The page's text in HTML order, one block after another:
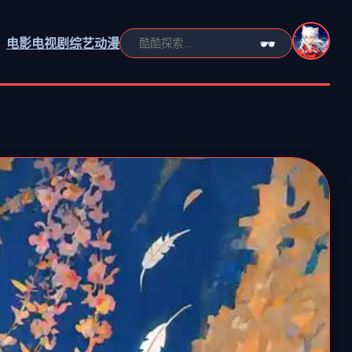
电影电视剧综艺动漫